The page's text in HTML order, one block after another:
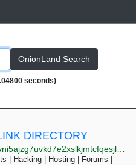
OnionLand Search
seconds)
DIRECTORY
cat.php?cat=markets&page=7
| Hacking | Hosting | Forums |